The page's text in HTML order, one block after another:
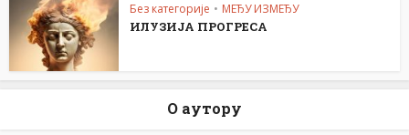
Без категорије • МЕЂУ ИЗМЕЂУ
ИЛУЗИЈА ПРОГРЕСА
О аутору